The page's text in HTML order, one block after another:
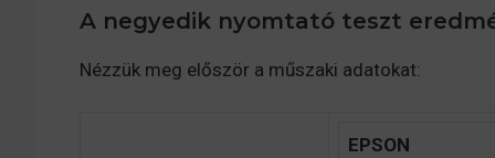
A negyedik nyomtató teszt
Nézzük meg először a műszaki adatokat:
EPSON